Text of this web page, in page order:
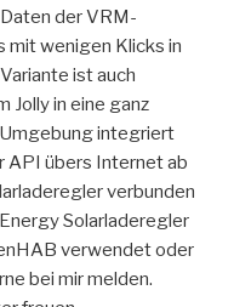
der VRM-
mit wenigen Klicks in
ist auch
Jolly in eine ganz
integriert
API übers Internet ab
verbunden
Solarladeregler
verwendet oder
bei mir melden.